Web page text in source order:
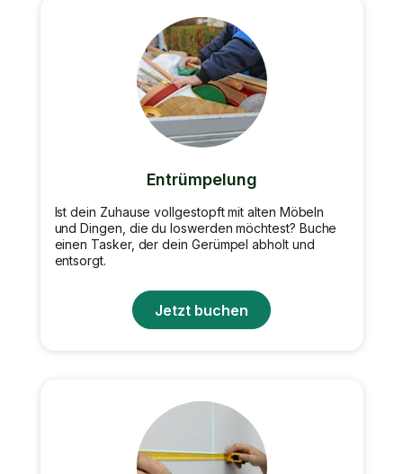
Entrümpelung
Ist dein Zuhause vollgestopft mit alten Möbeln
und Dingen, die du loswerden möchtest? Buche
einen Tasker, der dein Gerümpel abholt und
entsorgt.
Jetzt buchen